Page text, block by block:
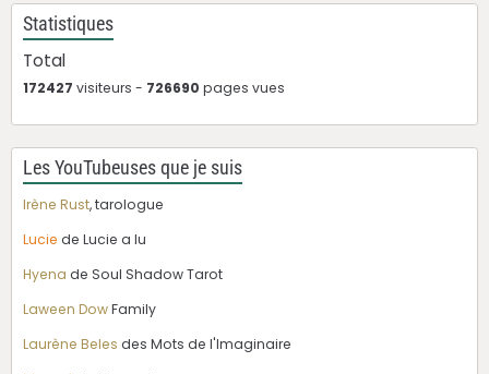
Statistiques
Total
172427 visiteurs - 726690 pages vues
Les YouTubeuses que je suis
Irène Rust, tarologue
Lucie de Lucie a lu
Hyena de Soul Shadow Tarot
Laween DowFamily
Laurène Beles des Mots de l'Imaginaire